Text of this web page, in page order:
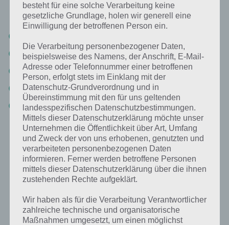
nach den Prozent-Werten sortiert. Hier die Antworten:
Analphabet
Amazonas
Anakonda
Hausaufgaben
Weitere Aufgaben und Rätsel im gleichen
Level
Ebenfalls im gleichen Level wie “Deutsche Wörter mit drei A”
Eltern bitten ihre Kindern, dies nicht zu
verschwenden” und “Bild: Zwei Personen im Schutzanzug“. Klicke
einfach auf den Sachverhalt, um zur 94% Lösung zu gelangen.
besteht für eine solche Verarbeitung keine
gesetzliche Grundlage, holen wir generell eine
Einwilligung der betroffenen Person ein.
Die Verarbeitung personenbezogener Daten,
beispielsweise des Namens, der Anschrift, E-Mail-
Adresse oder Telefonnummer einer betroffenen
Person, erfolgt stets im Einklang mit der
Datenschutz-Grundverordnung und in
Übereinstimmung mit den für uns geltenden
landesspezifischen Datenschutzbestimmungen.
Mittels dieser Datenschutzerklärung möchte unser
Unternehmen die Öffentlichkeit über Art, Umfang
und Zweck der von uns erhobenen, genutzten und
verarbeiteten personenbezogenen Daten
informieren. Ferner werden betroffene Personen
mittels dieser Datenschutzerklärung über die ihnen
zustehenden Rechte aufgeklärt.
Wir haben als für die Verarbeitung Verantwortlicher
zahlreiche technische und organisatorische
Maßnahmen umgesetzt, um einen möglichst